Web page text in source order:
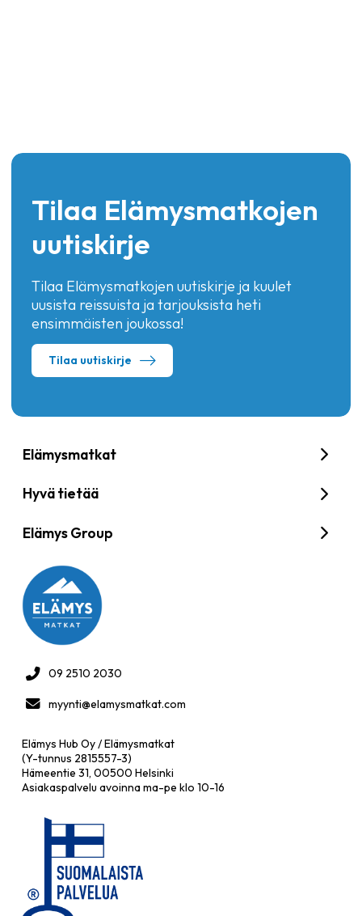
Tilaa Elämysmatkojen
uutiskirje
Tilaa Elämysmatkojen uutiskirje ja kuulet
uusista reissuista ja tarjouksista heti
ensimmäisten joukossa!
Tilaa uutiskirje
Elämysmatkat
Hyvä tietää
Elämys Group
09 2510 2030
myynti@elamysmatkat.com
Elämys Hub Oy / Elämysmatkat
(Y-tunnus 2815557-3)
Hämeentie 31, 00500 Helsinki
Asiakaspalvelu avoinna ma-pe klo 10-16